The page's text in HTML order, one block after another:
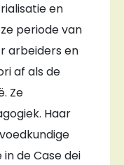
en
periode van
arbeiders en
af als de
Ze
Haar
de Case dei